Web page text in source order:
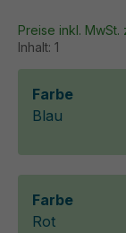
Inhalt: 1
Preise inkl.
Farbe
Blau
Farbe
Rot